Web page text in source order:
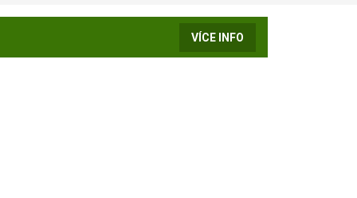
VÍCE INFO